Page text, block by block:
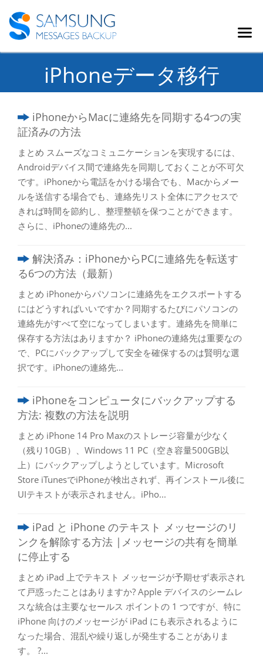
iPhoneデータ移行
iPhoneからMacに連絡先を同期する4つの実
証済みの方法
まとめ スムーズなコミュニケーションを実現するには、
Androidデバイス間で連絡先を同期しておくことが不可欠
です。iPhoneから電話をかける場合でも、Macからメー
ルを送信する場合でも、連絡先リスト全体にアクセスで
きれば時間を節約し、整理整頓を保つことができます。
さらに、iPhoneの連絡先の...
解決済み：iPhoneからPCに連絡先を転送す
る6つの方法（最新）
まとめ iPhoneからパソコンに連絡先をエクスポートする
にはどうすればいいですか？同期するたびにパソコンの
連絡先がすべて空になってしまいます。連絡先を簡単に
保存する方法はありますか？ iPhoneの連絡先は重要なの
で、PCにバックアップして安全を確保するのは賢明な選
択です。iPhoneの連絡先...
iPhoneをコンピュータにバックアップする
方法: 複数の方法を説明
まとめ iPhone 14 Pro Maxのストレージ容量が少なく
（残り10GB）、Windows 11 PC（空き容量500GB以
上）にバックアップしようとしています。Microsoft
Store iTunesでiPhoneが検出されず、再インストール後に
UIテキストが表示されません。iPho...
iPad と iPhone のテキスト メッセージのリ
ンクを解除する方法 |メッセージの共有を簡単
に停止する
まとめ iPad 上でテキスト メッセージが予期せず表示され
て戸惑ったことはありますか? Apple デバイスのシームレ
スな統合は主要なセールス ポイントの 1 つですが、特に
iPhone 向けのメッセージが iPad にも表示されるように
なった場合、混乱や繰り返しが発生することがありま
す。 ?...